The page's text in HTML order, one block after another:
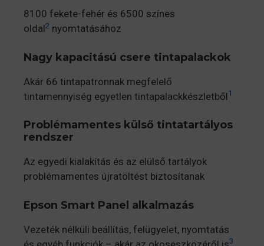
8100 fekete-fehér és 6500 színes
oldal2 nyomtatásához
Nagy kapacitású csere tintapalackok
Akár 66 tintapatronnak megfelelő
tintamennyiség egyetlen tintapalackkészletből1
Problémamentes külső tintatartályos
rendszer
Az egyedi kialakítás és az elülső tartályok
problémamentes újratöltést biztosítanak
Epson Smart Panel alkalmazás
Vezeték nélküli beállítás, felügyelet, nyomtatás
3